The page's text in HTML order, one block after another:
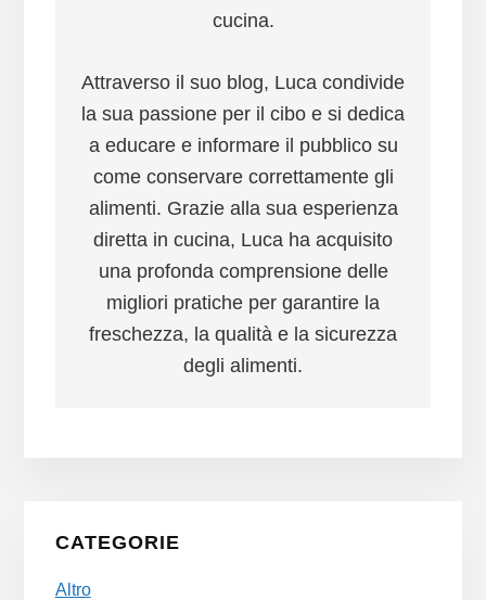
cucina.
Attraverso il suo blog, Luca condivide
la sua passione per il cibo e si dedica
a educare e informare il pubblico su
come conservare correttamente gli
alimenti. Grazie alla sua esperienza
diretta in cucina, Luca ha acquisito
una profonda comprensione delle
migliori pratiche per garantire la
freschezza, la qualità e la sicurezza
degli alimenti.
Primary
Sidebar
CATEGORIE
Altro